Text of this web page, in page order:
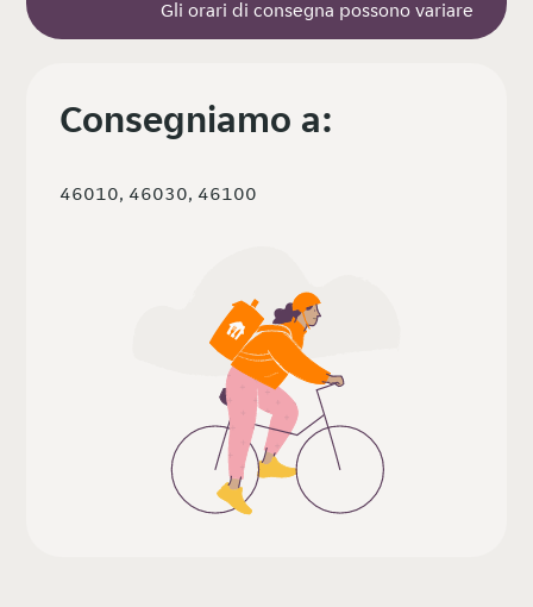
Gli orari di consegna possono variare
Consegniamo a:
46010, 46030, 46100